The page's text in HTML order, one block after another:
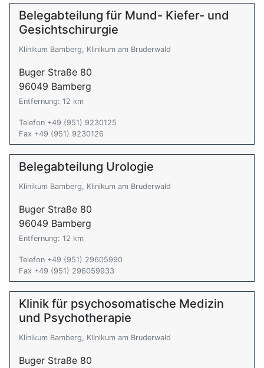
Belegabteilung für Mund- Kiefer- und
Gesichtschirurgie
Klinikum Bamberg, Klinikum am Bruderwald
Buger Straße 80
96049 Bamberg
Entfernung: 12 km
Telefon +49 (951) 9230125
Fax +49 (951) 9230126
Belegabteilung Urologie
Klinikum Bamberg, Klinikum am Bruderwald
Buger Straße 80
96049 Bamberg
Entfernung: 12 km
Telefon +49 (951) 29605990
Fax +49 (951) 296059933
Klinik für psychosomatische Medizin
und Psychotherapie
Klinikum Bamberg, Klinikum am Bruderwald
Buger Straße 80